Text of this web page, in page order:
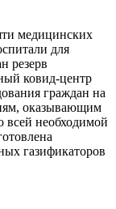
медицинских
для
резерв
ковид-центр
граждан на
оказывающим
необходимой
газификаторов